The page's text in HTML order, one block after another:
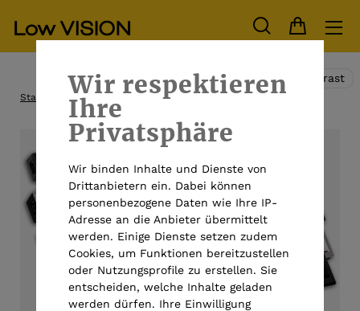
Hoher Kontrast
Startseite Alle Produkte Großbuchstabentastatur
Wir respektieren
Ihre
Privatsphäre
Wir binden Inhalte und Dienste von
Drittanbietern ein. Dabei können
personenbezogene Daten wie Ihre IP-
Adresse an die Anbieter übermittelt
werden. Einige Dienste setzen zudem
Cookies, um Funktionen bereitzustellen
oder Nutzungsprofile zu erstellen. Sie
entscheiden, welche Inhalte geladen
werden dürfen. Ihre Einwilligung